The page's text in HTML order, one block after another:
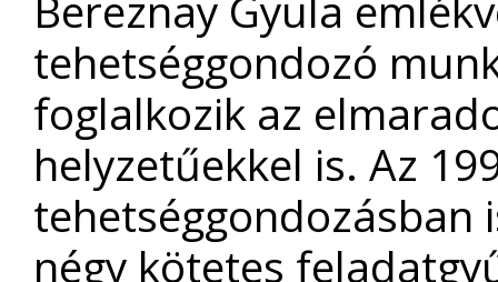
tehetséggondozó
foglalkozik az
helyzetűekkel is. Az
tehetséggondozásban
négy kötetes